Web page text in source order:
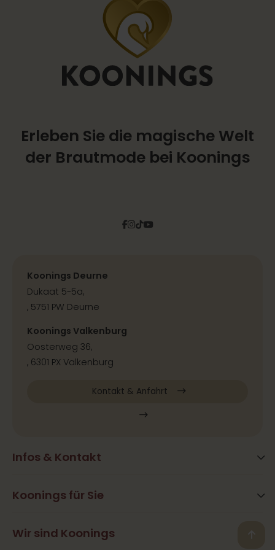
Erleben Sie die magische Welt
der Brautmode bei Koonings
Facebook
Instagram
TiktokPinterest
YouTube
Infos & Kontakt
Häufig gestellte Fragen
Kontakt
Koonings für Sie
Hair&Beauty
Wir sind Koonings
Koonings Deurne
Dukaat 5-5a,
, 5751 PW Deurne
Koonings Valkenburg
Oosterweg 36,
, 6301 PX Valkenburg
Kontakt & Anfahrt